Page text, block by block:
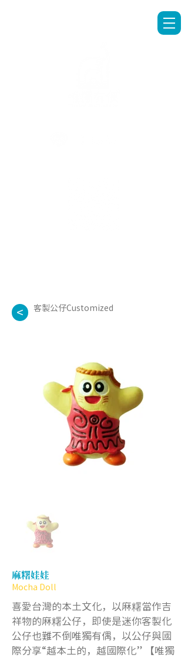
< 客製公仔Customized
麻糬娃娃
Mocha Doll
喜愛台灣的本土文化，以麻糬當作吉
祥物的麻糬公仔，即使是迷你客製化
公仔也難不倒唯獨有偶，以公仔與國
際分享“越本土的，越國際化” 【唯獨